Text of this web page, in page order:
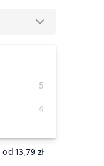
5
4
od 21,21 zł
od 13,79 zł